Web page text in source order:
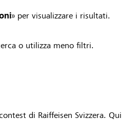
» per visualizzare i risultati.
o utilizza meno filtri.
di Raiffeisen Svizzera. Qui